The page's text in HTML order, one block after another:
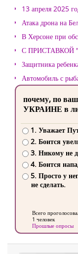
13 апреля 2025
Атака дрона на
В Херсоне при
С ПРИСТАВКОЙ
Защитника
Автомобиль с
почему, по
УКРАИНЕ в
1. Уважает
2. Боится
3. Никому не
4. Боится
5. Просто у
не сделать.
Всего
1 человек
Прошлые опросы